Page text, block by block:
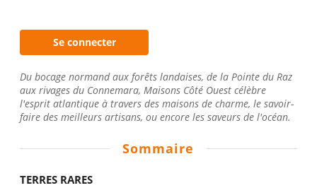
Se connecter
Du bocage normand aux forêts landaises, de la Pointe du Raz
aux rivages du Connemara, Maisons Côté Ouest célèbre
l'esprit atlantique à travers des maisons de charme, le savoir-
faire des meilleurs artisans, ou encore les saveurs de l'océan.
Sommaire
TERRES RARES